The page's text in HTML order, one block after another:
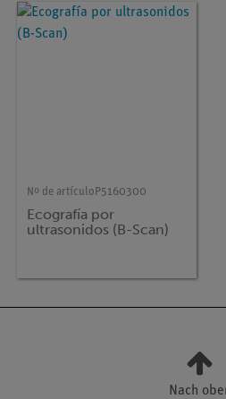
Nº de artículo P5160300
Ecografía por
ultrasonidos (B-Scan)
Nach